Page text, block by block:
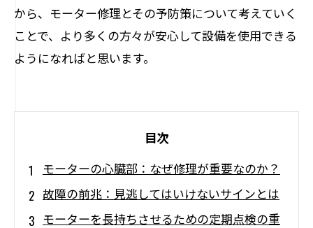
から、モーター修理とその予防策について考えていく
ことで、より多くの方々が安心して設備を使用できる
ようになればと思います。
目次
モーターの心臓部：なぜ修理が重要なのか？
故障の前兆：見逃してはいけないサインとは
モーターを長持ちさせるための定期点検の重